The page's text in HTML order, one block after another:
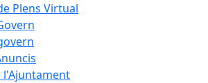
Plens Virtual
l'Ajuntament